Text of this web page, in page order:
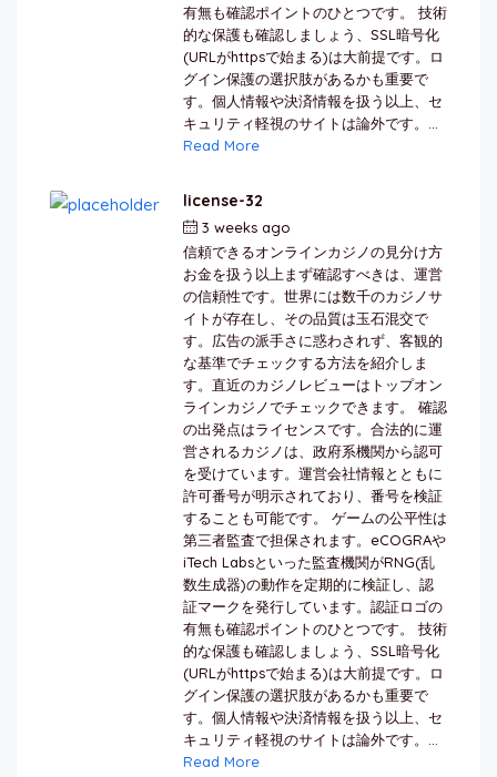
有無も確認ポイントのひとつです。 技術
的な保護も確認しましょう、SSL暗号化
(URLがhttpsで始まる)は大前提です。ロ
グイン保護の選択肢があるかも重要で
す。個人情報や決済情報を扱う以上、セ
キュリティ軽視のサイトは論外です。...
Read More
license-32
3 weeks ago
信頼できるオンラインカジノの見分け方
お金を扱う以上まず確認すべきは、運営
の信頼性です。世界には数千のカジノサ
イトが存在し、その品質は玉石混交で
す。広告の派手さに惑わされず、客観的
な基準でチェックする方法を紹介しま
す。直近のカジノレビューはトップオン
ラインカジノでチェックできます。 確認
の出発点はライセンスです。合法的に運
営されるカジノは、政府系機関から認可
を受けています。運営会社情報とともに
許可番号が明示されており、番号を検証
することも可能です。 ゲームの公平性は
第三者監査で担保されます。eCOGRAや
iTech Labsといった監査機関がRNG(乱
数生成器)の動作を定期的に検証し、認
証マークを発行しています。認証ロゴの
有無も確認ポイントのひとつです。 技術
的な保護も確認しましょう、SSL暗号化
(URLがhttpsで始まる)は大前提です。ロ
グイン保護の選択肢があるかも重要で
す。個人情報や決済情報を扱う以上、セ
キュリティ軽視のサイトは論外です。...
Read More